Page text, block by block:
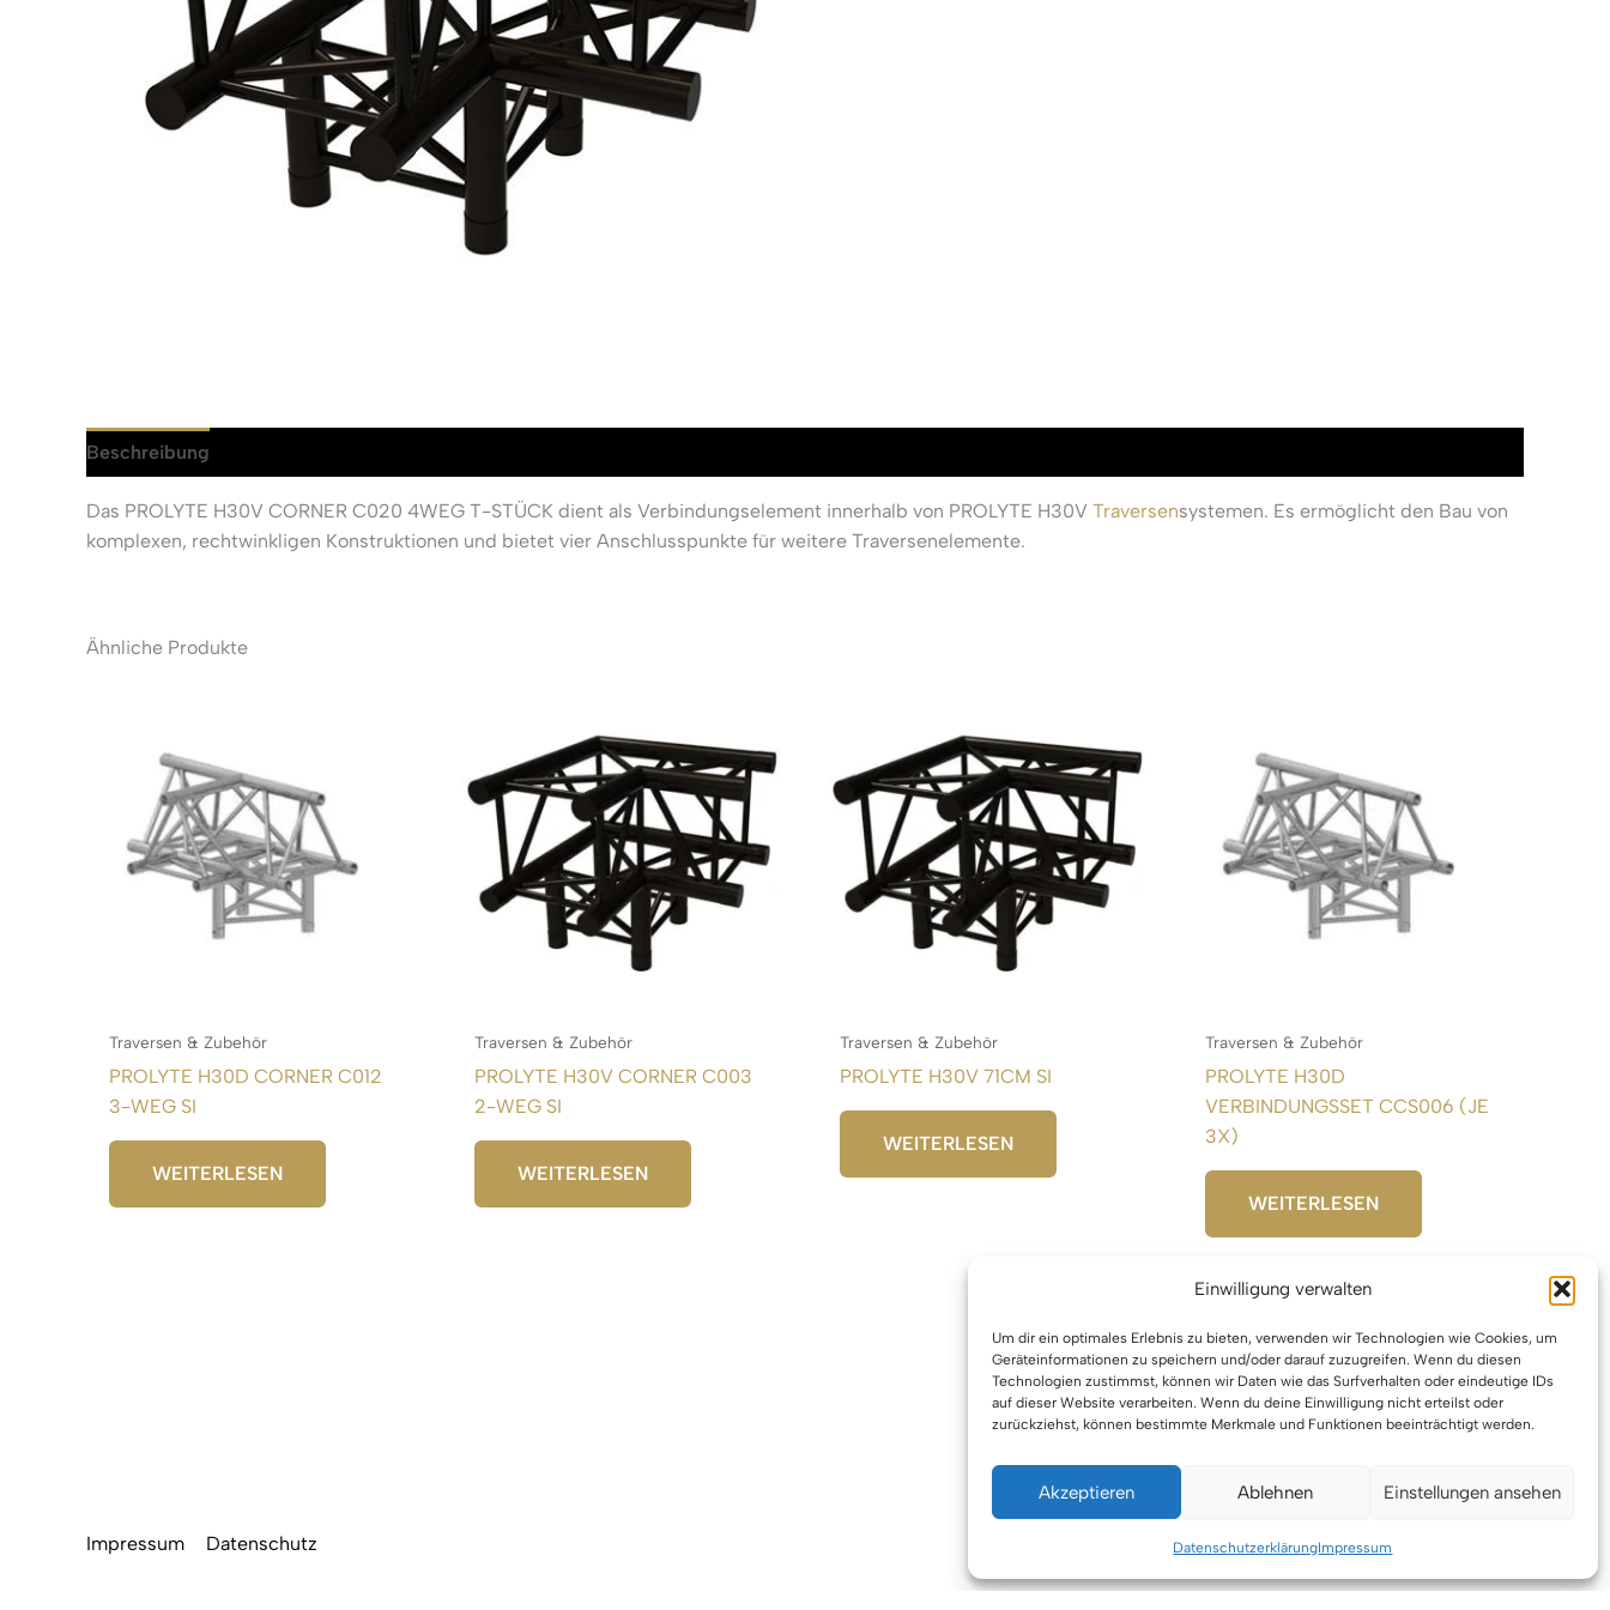
Einwilligung verwalten
Um dir ein optimales Erlebnis zu bieten, verwenden wir Technologien wie Cookies, um
Geräteinformationen zu speichern und/oder darauf zuzugreifen. Wenn du diesen
Technologien zustimmst, können wir Daten wie das Surfverhalten oder eindeutige IDs
auf dieser Website verarbeiten. Wenn du deine Einwilligung nicht erteilst oder
zurückziehst, können bestimmte Merkmale und Funktionen beeinträchtigt werden.
Akzeptieren Ablehnen Einstellungen ansehen
DatenschutzerklärungImpressum
Beschreibung
Das PROLYTE H30V CORNER C020 4WEG T-STÜCK dient als Verbindungselement innerhalb von PROLYTE H30V Traversensystemen. Es ermöglicht den Bau von
komplexen, rechtwinkligen Konstruktionen und bietet vier Anschlusspunkte für weitere Traversenelemente.
Ähnliche Produkte
Traversen & Zubehör
PROLYTE H30D CORNER C012
3-WEG SI
WEITERLESEN
Traversen & Zubehör
PROLYTE H30V CORNER C003
2-WEG SI
WEITERLESEN
Traversen & Zubehör
PROLYTE H30V 71CM SI
WEITERLESEN
Traversen & Zubehör
PROLYTE H30D
VERBINDUNGSSET CCS006 (JE
3X)
WEITERLESEN
Impressum Datenschutz Urheberrecht © 2026 VTBW Veranstaltungstechnik BW